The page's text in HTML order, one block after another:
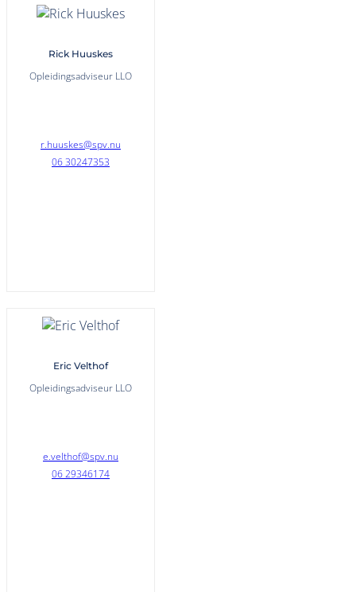
Rick Huuskes
Opleidingsadviseur LLO
r.huuskes@spv.nu
06 30247353
Eric Velthof
Opleidingsadviseur LLO
e.velthof@spv.nu
06 29346174